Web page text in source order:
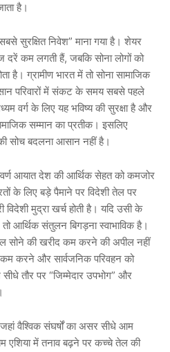
है।
सुरक्षित निवेश” माना गया है। शेयर
दरें कम लगती हैं, जबकि सोना लोगों को
है। ग्रामीण भारत में तो सोना सामाजिक
परिवारों में संकट के समय सबसे पहले
वर्ग के लिए यह भविष्य की सुरक्षा है और
सम्मान का प्रतीक। इसलिए
सोच बदलना आसान नहीं है।
आयात देश की आर्थिक सेहत को कमजोर
के लिए बड़े पैमाने पर विदेशी तेल पर
विदेशी मुद्रा खर्च होती है। यदि उसी के
आर्थिक संतुलन बिगड़ना स्वाभाविक है।
सोने की खरीद कम करने की अपील नहीं
करने और सार्वजनिक परिवहन को
तौर पर “जिम्मेदार उपभोग” और
वैश्विक संघर्षों का असर सीधे आम
एशिया में तनाव बढ़ने पर कच्चे तेल की